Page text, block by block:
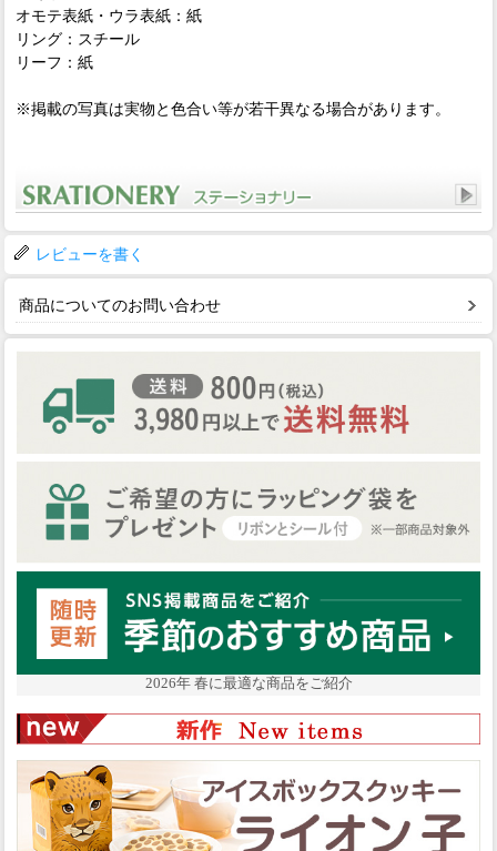
オモテ表紙・ウラ表紙：紙
リング：スチール
リーフ：紙
※掲載の写真は実物と色合い等が若干異なる場合があります。
レビューを書く
商品についてのお問い合わせ